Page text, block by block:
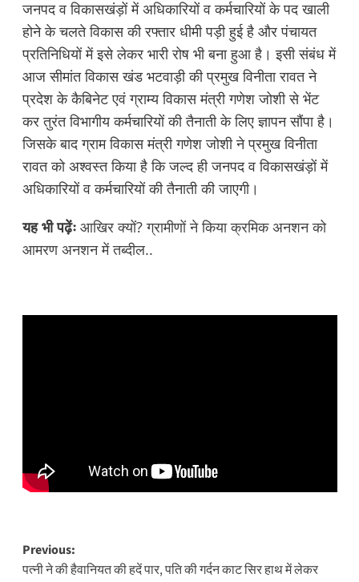
जनपद व विकासखंड़ों में अधिकारियों व कर्मचारियों के पद खाली
होने के चलते विकास की रफ्तार धीमी पड़ी हुई है और पंचायत
प्रतिनिधियों में इसे लेकर भारी रोष भी बना हुआ है। इसी संबंध में
आज सीमांत विकास खंड भटवाड़ी की प्रमुख विनीता रावत ने
प्रदेश के कैबिनेट एवं ग्राम्य विकास मंत्री गणेश जोशी से भेंट
कर तुरंत विभागीय कर्मचारियों की तैनाती के लिए ज्ञापन सौंपा है।
जिसके बाद ग्राम विकास मंत्री गणेश जोशी ने प्रमुख विनीता
रावत को अश्वस्त किया है कि जल्द ही जनपद व विकासखंड़ों में
अधिकारियों व कर्मचारियों की तैनाती की जाएगी।
यह भी पढ़ेंः आखिर क्यों? ग्रामीणों ने किया क्रमिक अनशन को
आमरण अनशन में तब्दील..
Post
Previous:
पत्नी ने की हैवानियत की हदें पार, पति की गर्दन काट सिर हाथ में लेकर